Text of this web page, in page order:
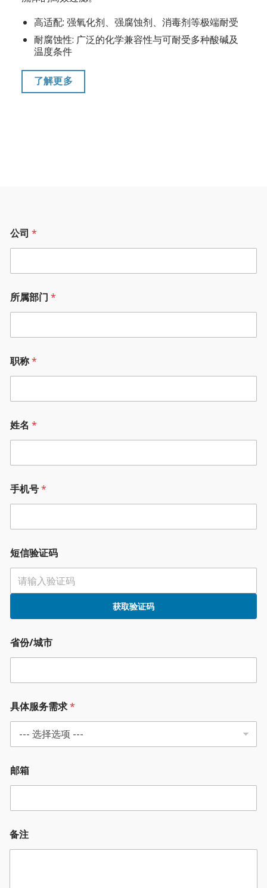
高适配: 强氧化剂、强腐蚀剂、消毒剂等极端耐受
耐腐蚀性: 广泛的化学兼容性与可耐受多种酸碱及
温度条件
了解更多
公司 *
所属部门 *
职称*
姓名 *
手机号*
短信验证码
获取验证码
省份/城市
具体服务需求*
邮箱
备注